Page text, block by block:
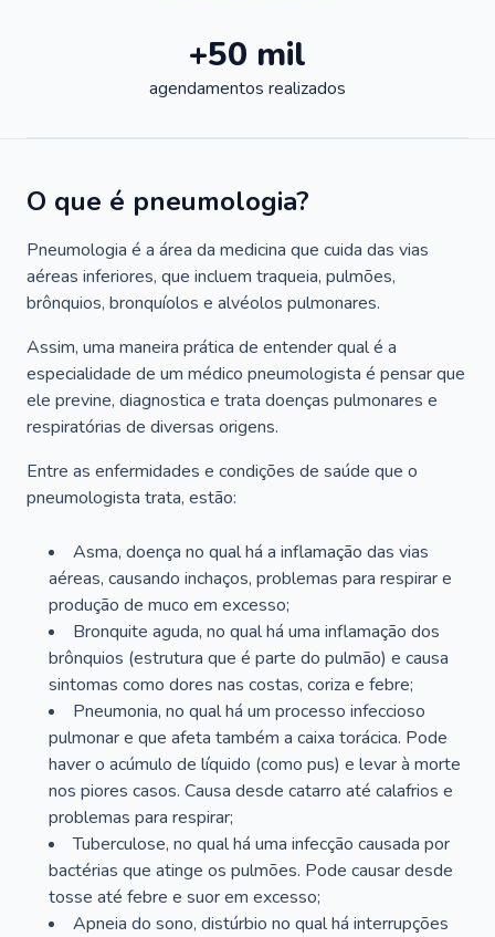
+50 mil
agendamentos realizados
O que é pneumologia?
Pneumologia é a área da medicina que cuida das vias
aéreas inferiores, que incluem traqueia, pulmões,
brônquios, bronquíolos e alvéolos pulmonares.
Assim, uma maneira prática de entender qual é a
especialidade de um médico pneumologista é pensar que
ele previne, diagnostica e trata doenças pulmonares e
respiratórias de diversas origens.
Entre as enfermidades e condições de saúde que o
pneumologista trata, estão:
Asma, doença no qual há a inflamação das vias
aéreas, causando inchaços, problemas para respirar e
produção de muco em excesso;
Bronquite aguda, no qual há uma inflamação dos
brônquios (estrutura que é parte do pulmão) e causa
sintomas como dores nas costas, coriza e febre;
Pneumonia, no qual há um processo infeccioso
pulmonar e que afeta também a caixa torácica. Pode
haver o acúmulo de líquido (como pus) e levar à morte
nos piores casos. Causa desde catarro até calafrios e
problemas para respirar;
Tuberculose, no qual há uma infecção causada por
bactérias que atinge os pulmões. Pode causar desde
tosse até febre e suor em excesso;
Apneia do sono, distúrbio no qual há interrupções